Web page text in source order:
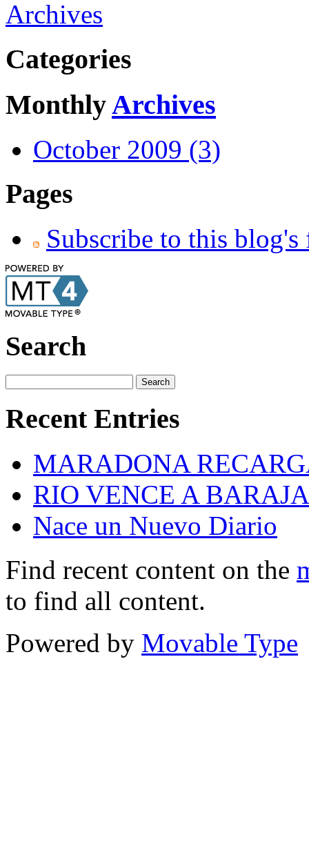
Archives
Categories
MonthlyArchives
October 2009 (3)
Pages
Subscribe to this blog's
Search
Recent Entries
MARADONA
RIO VENCE A
Nace un Nuevo Diario
Find recent content on the
to find all content.
Powered by Movable Type